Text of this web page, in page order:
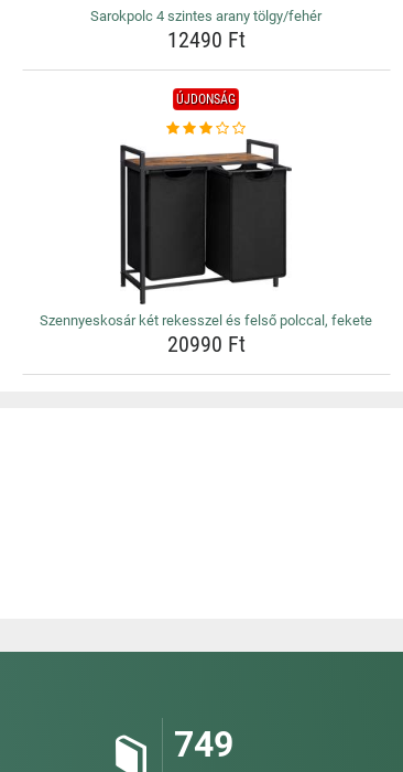
Sarokpolc 4 szintes arany tölgy/fehér
12490 Ft
ÚJDONSÁG
Szennyeskosár két rekesszel és felső polccal, fekete
20990 Ft
749